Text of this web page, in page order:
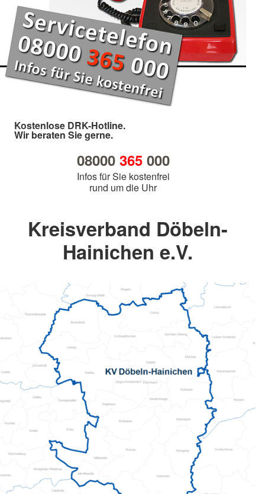
Kostenlose DRK-Hotline.
Wir beraten Sie gerne.
08000 365000
Infos für Sie kostenfrei
rund um die Uhr
Kreisverband Döbeln-
Hainichen e.V.